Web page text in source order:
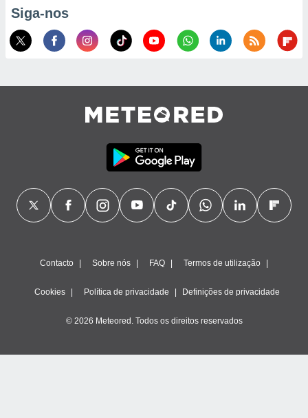
Siga-nos
Contacto Sobre nós FAQ Termos de utilização
Cookies Política de privacidade Definições de privacidade
© 2026 Meteored. Todos os direitos reservados